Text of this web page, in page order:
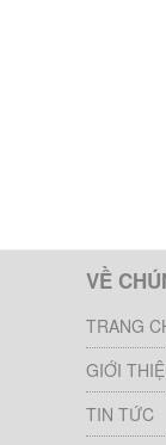
VỀ
TRANG
GIỚI
TIN TỨC